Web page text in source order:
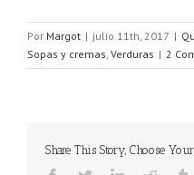
Por Margot | julio 11th, 2017 |
Sopas y cremas Verduras | 2
Share This Story, Choose Your